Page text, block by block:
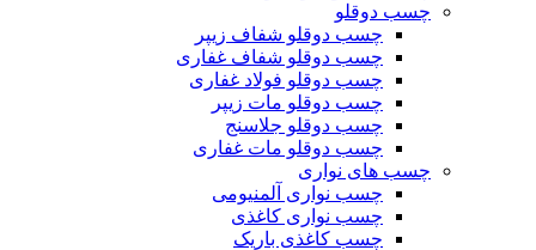
چسب دوقلو
چسب دوقلو شفاف زیپر
چسب دوقلو شفاف غفاری
چسب دوقلو فولاد غفاری
چسب دوقلو مات زیپر
چسب دوقلو جلاسنج
چسب دوقلو مات غفاری
چسب های نواری
چسب نواری آلمنیومی
چسب نواری کاغذی
چسب کاغذی باریک